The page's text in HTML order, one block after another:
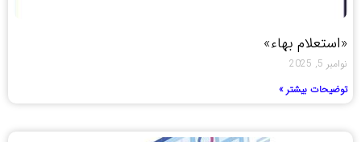
«استعلام بهاء»
نوامبر 5, 2025
توضیحات بیشتر »